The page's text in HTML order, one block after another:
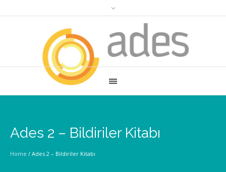
Ades 2 – Bildiriler Kitabı
Home / Ades 2 – Bildiriler Kitabı